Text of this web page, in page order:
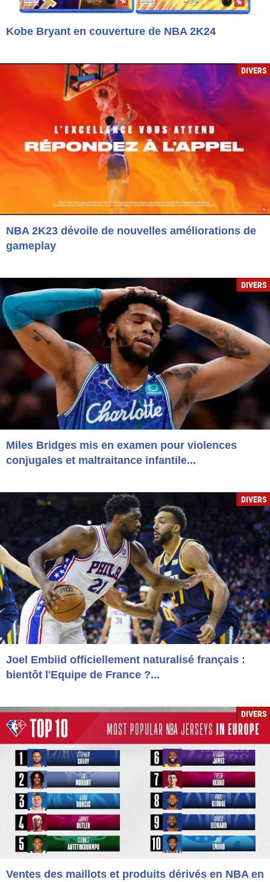
Kobe Bryant en couverture de NBA 2K24
DIVERS
NBA 2K23 dévoile de nouvelles améliorations de
gameplay
DIVERS
Miles Bridges mis en examen pour violences
conjugales et maltraitance infantile...
DIVERS
Joel Embiid officiellement naturalisé français :
bientôt l'Equipe de France ?...
DIVERS
Ventes des maillots et produits dérivés en NBA en